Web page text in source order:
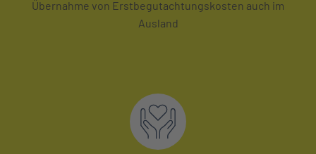
Übernahme von Erstbegutachtungskosten auch im
Ausland